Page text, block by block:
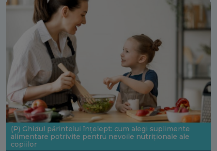
(P) Ghidul părintelui înțelept: cum alegi suplimente
alimentare potrivite pentru nevoile nutriționale ale
copiilor